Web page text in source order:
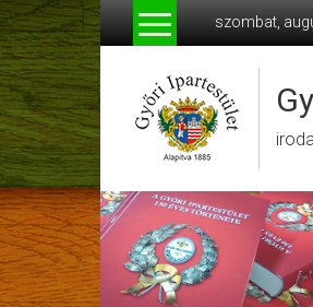
Skip
to
content
szombat,